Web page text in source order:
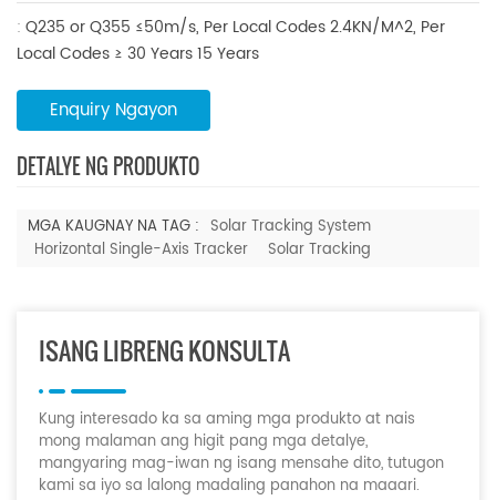
: Q235 or Q355 ≤50m/s, Per Local Codes2.4KN/M^2, Per
Local Codes ≥ 30 Years15 Years
Enquiry Ngayon
DETALYE NG PRODUKTO
MGA KAUGNAY NA TAG : Solar Tracking System
Horizontal Single-Axis Tracker
Solar Tracking
ISANG LIBRENG KONSULTA
Kung interesado ka sa aming mga produkto at nais
mong malaman ang higit pang mga detalye,
mangyaring mag-iwan ng isang mensahe dito, tutugon
kami sa iyo sa lalong madaling panahon na maaari.